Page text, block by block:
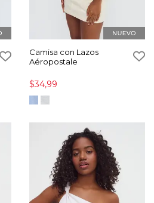
Camisa con Lazos
Aéropostale
$34,99